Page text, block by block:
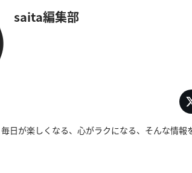
saita編集部
日が楽しくなる、心がラクになる、そんな情報